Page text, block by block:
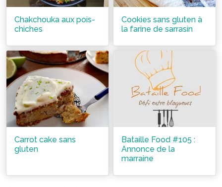
Chakchouka aux pois-
chiches
Cookies sans gluten à
la farine de sarrasin
Carrot cake sans
gluten
Bataille Food #105 :
Annonce de la
marraine